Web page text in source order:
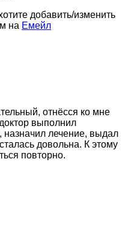
добавить/изменить
на Емейл
отнёсся ко мне
выполнил
лечение, выдал
довольна. К этому
повторно.